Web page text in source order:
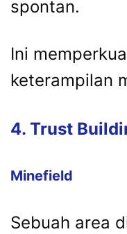
spontan.
Ini
keterampilan
4. Trust
Minefield
Sebuah area